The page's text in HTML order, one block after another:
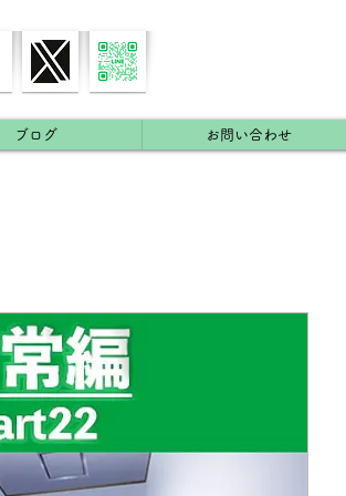
ブログ お問い合わせ